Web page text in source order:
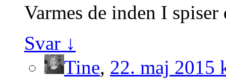
Varmes de inden I
Svar ↓
Tine, 22. maj 2015